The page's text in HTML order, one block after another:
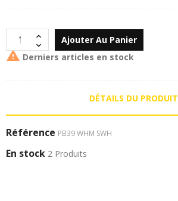
Ajouter Au Panier
 Derniers articles en stock
DÉTAILS DU PRODUIT
Référence PB39 WHM SWH
En stock 2 Produits